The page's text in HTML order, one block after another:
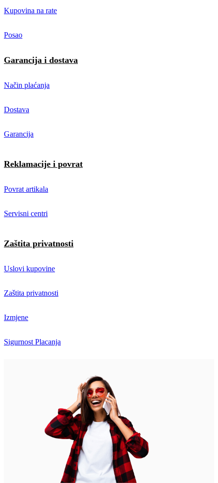
Kupovina na rate
Posao
Garancija i dostava
Način plaćanja
Dostava
Garancija
Reklamacije i povrat
Povrat artikala
Servisni centri
Zaštita privatnosti
Uslovi kupovine
Zaštita privatnosti
Izmjene
Sigurnost Placanja